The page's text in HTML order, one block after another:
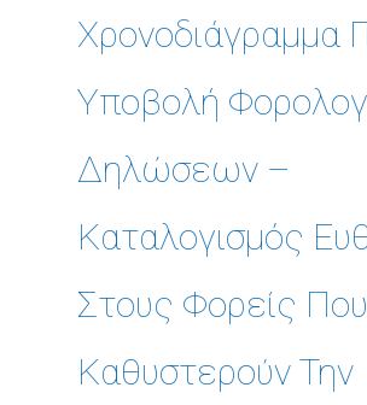
Χρονοδιάγραμμα
Υποβολή
Δηλώσεων –
Καταλογισμός
Στους Φορείς Που
Καθυστερούν Την